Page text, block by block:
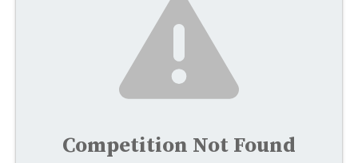
Competition Not Found